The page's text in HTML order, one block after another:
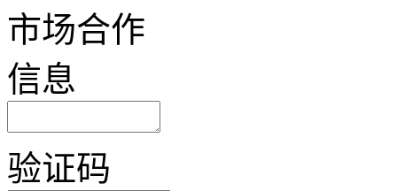
市场合作
信息
验证码